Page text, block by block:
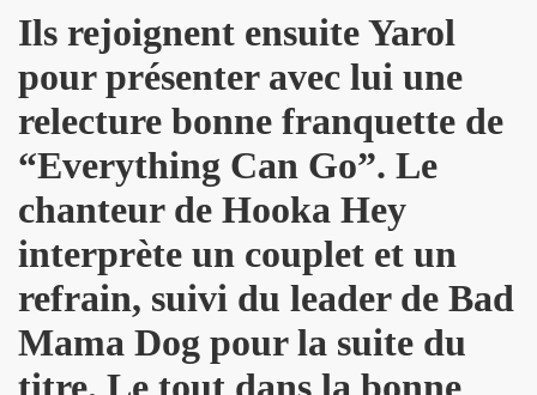
Ils rejoignent ensuite Yarol
pour présenter avec lui une
relecture bonne franquette de
“Everything Can Go”. Le
chanteur de Hooka Hey
interprète un couplet et un
refrain, suivi du leader de Bad
Mama Dog pour la suite du
DUVALL et MARIE FRANCE le 24 septembre 2007 a la
dans "ROCK & FOLK" (juillet 2008).
DE LA DISCOTHEQUE" (septembre 1983).
dans "TELERAMA" du 7 octobre 2009.
sur le site de RFI (octobre 2009).
PACADIS (1978).
"LIBERATION" (14 avril 2003).
dans "LE MONDE" (avril 2003).